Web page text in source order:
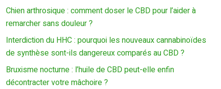
Chien arthrosique : comment doser le CBD pour l’aider à
remarcher sans douleur ?
Interdiction du HHC : pourquoi les nouveaux cannabinoïdes
de synthèse sont-ils dangereux comparés au CBD ?
Bruxisme nocturne : l’huile de CBD peut-elle enfin
décontracter votre mâchoire ?